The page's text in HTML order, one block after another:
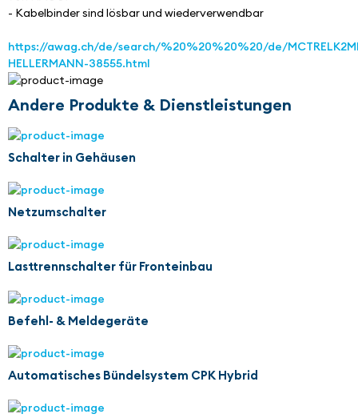
- Kabelbinder sind lösbar und wiederverwendbar
https://awag.ch/de/search/%20%20%20%20/de/
HELLERMANN-38555.html
Andere Produkte & Dienstleistungen
Schalter in Gehäusen
Netzumschalter
Lasttrennschalter für Fronteinbau
Befehl- & Meldegeräte
Automatisches Bündelsystem CPK Hybrid